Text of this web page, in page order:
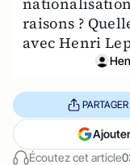
raisons ?
avec Henri
Écoutez cet article
PARTAGER